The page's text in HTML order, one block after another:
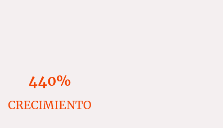
440%
CRECIMIENTO